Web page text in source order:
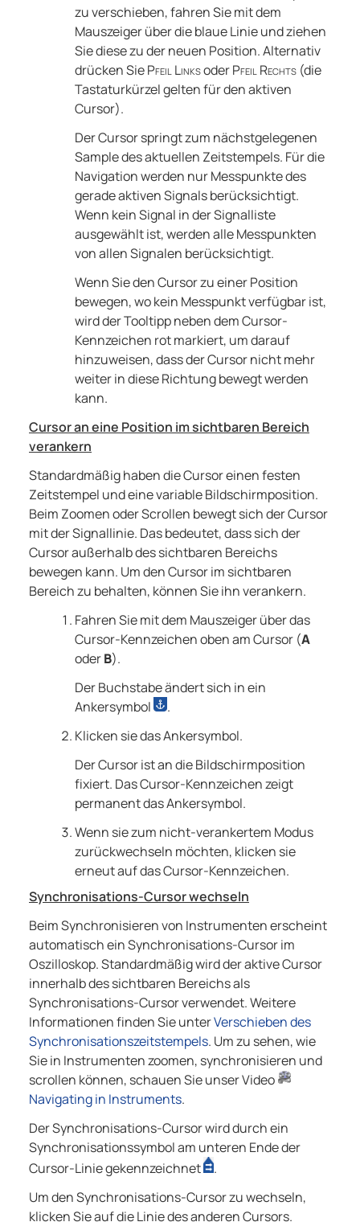
zu verschieben, fahren Sie mit dem
Mauszeiger über die blaue Linie und ziehen
Sie diese zu der neuen Position. Alternativ
drücken SiePfeil LinksoderPfeil Rechts(die
Tastaturkürzel gelten für den aktiven
Cursor).
Der Cursor springt zum nächstgelegenen
Sample des aktuellen Zeitstempels. Für die
Navigation werden nur Messpunkte des
gerade aktiven Signals berücksichtigt.
Wenn kein Signal in der Signalliste
ausgewählt ist, werden alle Messpunkten
von allen Signalen berücksichtigt.
Wenn Sie den Cursor zu einer Position
bewegen, wo kein Messpunkt verfügbar ist,
wird der Tooltipp neben dem Cursor-
Kennzeichen rot markiert, um darauf
hinzuweisen, dass der Cursor nicht mehr
weiter in diese Richtung bewegt werden
kann.
Cursor an eine Position im sichtbaren Bereich
verankern
Standardmäßig haben die Cursor einen festen
Zeitstempel und eine variable Bildschirmposition.
Beim Zoomen oder Scrollen bewegt sich der Cursor
mit der Signallinie. Das bedeutet, dass sich der
Cursor außerhalb des sichtbaren Bereichs
bewegen kann. Um den Cursor im sichtbaren
Bereich zu behalten, können Sie ihn verankern.
Fahren Sie mit dem Mauszeiger über das
Cursor-Kennzeichen oben am Cursor (A
oderB).
Der Buchstabe ändert sich in ein
Ankersymbol
.
Klicken sie das Ankersymbol.
Der Cursor ist an die Bildschirmposition
fixiert. Das Cursor-Kennzeichen zeigt
permanent das Ankersymbol.
Wenn sie zum nicht-verankertem Modus
zurückwechseln möchten, klicken sie
erneut auf das Cursor-Kennzeichen.
Synchronisations-Cursor wechseln
Beim Synchronisieren von Instrumenten erscheint
automatisch ein Synchronisations-Cursor im
Oszilloskop. Standardmäßig wird der aktive Cursor
innerhalb des sichtbaren Bereichs als
Synchronisations-Cursor verwendet. Weitere
Informationen finden Sie unterVerschieben des
Synchronisationszeitstempels. Um zu sehen, wie
Sie in Instrumenten zoomen, synchronisieren und
scrollen können, schauen Sie unser Video
Navigating in Instruments.
Der Synchronisations-Cursor wird durch ein
Synchronisationssymbol am unteren Ende der
Cursor-Linie gekennzeichnet
.
Um den Synchronisations-Cursor zu wechseln,
klicken Sie auf die Linie des anderen Cursors.